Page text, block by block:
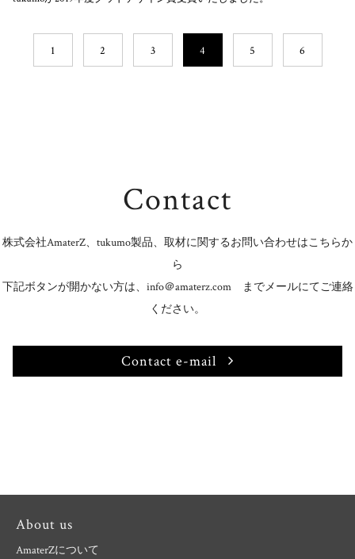
1 2 3 4 5 6
Contact
株式会社AmaterZ、tukumo製品、取材に関するお問い合わせはこちらか
ら
下記ボタンが開かない方は、info＠amaterz.com までメールにてご連絡
ください。
Contact e-mail
About us
AmaterZについて